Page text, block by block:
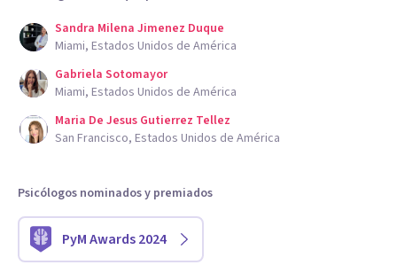
Sandra Milena Jimenez Duque
Miami, Estados Unidos de América
Gabriela Sotomayor
Miami, Estados Unidos de América
Maria De Jesus Gutierrez Tellez
San Francisco, Estados Unidos de América
Psicólogos nominados y premiados
PyM Awards 2024